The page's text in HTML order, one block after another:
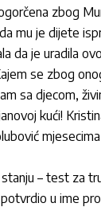
zbog
mu je dijete
da je uradila
se zbog
sa djecom,
kući!
– test za
u ime